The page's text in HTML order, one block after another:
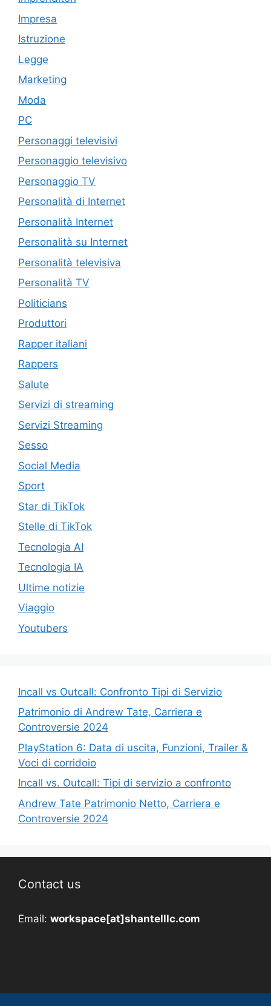
Impresa
Istruzione
Legge
Marketing
Moda
PC
Personaggi televisivi
Personaggio televisivo
Personaggio TV
Personalità di Internet
Personalità Internet
Personalità su Internet
Personalità televisiva
Personalità TV
Politicians
Produttori
Rapper italiani
Rappers
Salute
Servizi di streaming
Servizi Streaming
Sesso
Social Media
Sport
Star di TikTok
Stelle di TikTok
Tecnologia AI
Tecnologia IA
Ultime notizie
Viaggio
Youtubers
Incall vs Outcall: Confronto Tipi di Servizio
Patrimonio di Andrew Tate, Carriera e
Controversie 2024
PlayStation 6: Data di uscita, Funzioni, Trailer &
Voci di corridoio
Incall vs. Outcall: Tipi di servizio a confronto
Andrew Tate Patrimonio Netto, Carriera e
Controversie 2024
Contact us
Email: workspace[at]shantelllc.com